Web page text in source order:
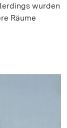
wurden
Räume